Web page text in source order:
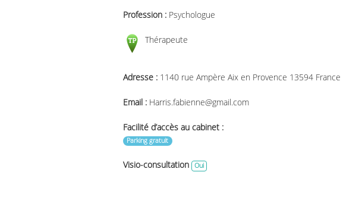
Profession : Psychologue
Thérapeute
Adresse : 1140 rue Ampère Aix en Provence 13594 France
Email : Harris.fabienne@gmail.com
Facilité d’accès au cabinet :
Parking gratuit
Visio-consultation Oui